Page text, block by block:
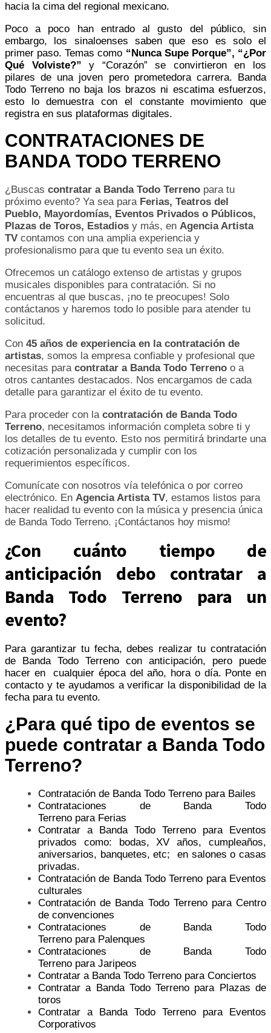
hacia la cima del regional mexicano.
Poco a poco han entrado al gusto del público, sin
embargo, los sinaloenses saben que eso es solo el
primer paso. Temas como “Nunca Supe Porque”, “¿Por
Qué Volviste?” y “Corazón” se convirtieron en los
pilares de una joven pero prometedora carrera. Banda
Todo Terreno no baja los brazos ni escatima esfuerzos,
esto lo demuestra con el constante movimiento que
registra en sus plataformas digitales.
CONTRATACIONES DE
BANDA TODO TERRENO
¿Buscas contratar a Banda Todo Terreno para tu
próximo evento? Ya sea para Ferias, Teatros del
Pueblo, Mayordomías, Eventos Privados o Públicos,
Plazas de Toros, Estadios y más, en Agencia Artista
TV contamos con una amplia experiencia y
profesionalismo para que tu evento sea un éxito.
Ofrecemos un catálogo extenso de artistas y grupos
musicales disponibles para contratación. Si no
encuentras al que buscas, ¡no te preocupes! Solo
contáctanos y haremos todo lo posible para atender tu
solicitud.
Con 45 años de experiencia en la contratación de
artistas, somos la empresa confiable y profesional que
necesitas para contratar a Banda Todo Terreno o a
otros cantantes destacados. Nos encargamos de cada
detalle para garantizar el éxito de tu evento.
Para proceder con la contratación de Banda Todo
Terreno, necesitamos información completa sobre ti y
los detalles de tu evento. Esto nos permitirá brindarte una
cotización personalizada y cumplir con los
requerimientos específicos.
Comunícate con nosotros vía telefónica o por correo
electrónico. En Agencia Artista TV, estamos listos para
hacer realidad tu evento con la música y presencia única
de Banda Todo Terreno. ¡Contáctanos hoy mismo!
¿Con cuánto tiempo de
anticipación debo contratar a
Banda Todo Terreno para un
evento?
Para garantizar tu fecha, debes realizar tu contratación
de Banda Todo Terreno con anticipación, pero puede
hacer en cualquier época del año, hora o día. Ponte en
contacto y te ayudamos a verificar la disponibilidad de la
fecha para tu evento.
¿Para qué tipo de eventos se
puede contratar a Banda Todo
Terreno?
Contratación de Banda Todo Terreno para Bailes
Contrataciones de Banda Todo
Terreno para Ferias
Contratar a Banda Todo Terreno para Eventos
privados como: bodas, XV años, cumpleaños,
aniversarios, banquetes, etc; en salones o casas
privadas.
Contratación de Banda Todo Terreno para Eventos
culturales
Contratación de Banda Todo Terreno para Centro
de convenciones
Contrataciones de Banda Todo
Terreno para Palenques
Contrataciones de Banda Todo
Terreno para Jaripeos
Contratar a Banda Todo Terreno para Conciertos
Contratar a Banda Todo Terreno para Plazas de
toros
Contratar a Banda Todo Terreno para Eventos
Corporativos